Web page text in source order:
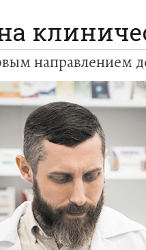
направлением